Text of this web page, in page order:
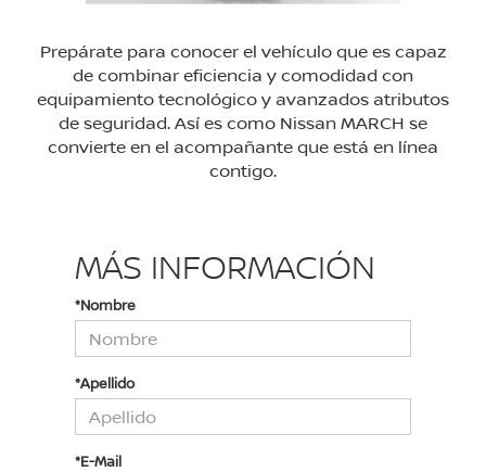
Prepárate para conocer el vehículo que es capaz
de combinar eficiencia y comodidad con
equipamiento tecnológico y avanzados atributos
de seguridad. Así es como Nissan MARCH se
convierte en el acompañante que está en línea
contigo.
MÁS INFORMACIÓN
*Nombre
*Apellido
*E-Mail